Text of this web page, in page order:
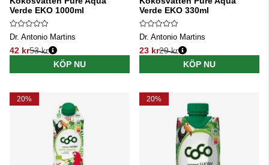
Verde EKO 1000ml
Dr. Antonio Martins
42 kr
Ordinarie pris:
53 kr
KÖP NU
Verde EKO 330ml
Dr. Antonio Martins
23 kr
Ordinarie pris:
29 kr
KÖP NU
20% 20%